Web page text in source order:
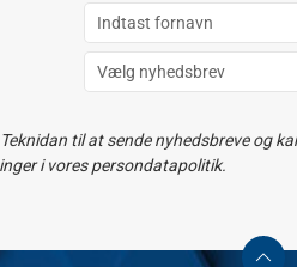
til at sende nyhedsbreve og
i vores persondatapolitik.